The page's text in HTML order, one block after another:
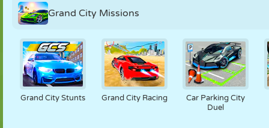
Grand City Missions
Grand City Stunts Grand City Racing
Car Parking City
Duel